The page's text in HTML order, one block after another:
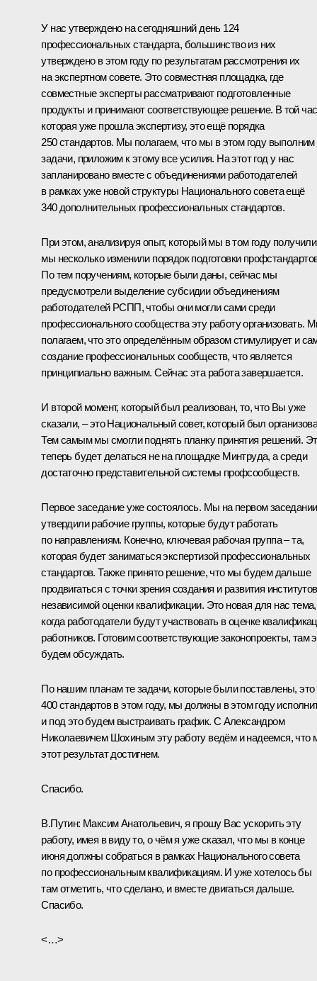
У нас утверждено на сегодняшний день 124
профессиональных стандарта, большинство из них
утверждено в этом году по результатам рассмотрения их
на экспертном совете. Это совместная площадка, где
совместные эксперты рассматривают подготовленные
продукты и принимают соответствующее решение. В той
которая уже прошла экспертизу, это ещё порядка
250 стандартов. Мы полагаем, что мы в этом году выполним
задачи, приложим к этому все усилия. На этот год у нас
запланировано вместе с объединениями работодателей
в рамках уже новой структуры Национального совета ещё
340 дополнительных профессиональных стандартов.
При этом, анализируя опыт, который мы в том году
мы несколько изменили порядок подготовки
По тем поручениям, которые были даны, сейчас мы
предусмотрели выделение субсидии объединениям
работодателей РСПП, чтобы они могли сами среди
профессионального сообщества эту работу организовать.
полагаем, что это определённым образом стимулирует и
создание профессиональных сообществ, что является
принципиально важным. Сейчас эта работа завершается.
И второй момент, который был реализован, то, что Вы уже
сказали, – это Национальный совет, который был
Тем самым мы смогли поднять планку принятия решений.
теперь будет делаться не на площадке Минтруда, а среди
достаточно представительной системы профсообществ.
Первое заседание уже состоялось. Мы на первом заседании
утвердили рабочие группы, которые будут работать
по направлениям. Конечно, ключевая рабочая группа – та,
которая будет заниматься экспертизой профессиональных
стандартов. Также принято решение, что мы будем дальше
продвигаться с точки зрения создания и развития институтов
независимой оценки квалификации. Это новая для нас тема,
когда работодатели будут участвовать в оценке
работников. Готовим соответствующие законопроекты, там
будем обсуждать.
По нашим планам те задачи, которые были поставлены, это
400 стандартов в этом году, мы должны в этом году
и под это будем выстраивать график. С Александром
Николаевичем Шохиным эту работу ведём и надеемся, что
этот результат достигнем.
Спасибо.
В.Путин: Максим Анатольевич, я прошу Вас ускорить эту
работу, имея в виду то, о чём я уже сказал, что мы в конце
июня должны собраться в рамках Национального совета
по профессиональным квалификациям. И уже хотелось бы
там отметить, что сделано, и вместе двигаться дальше.
Спасибо.
<…>